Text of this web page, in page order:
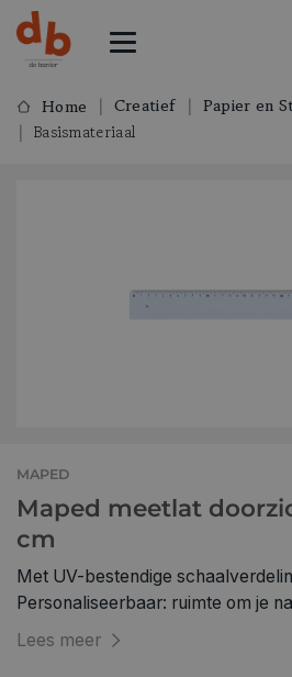
Home Creatief
Papier en
Basismateriaal
MAPED
Maped meetlat
cm
Met UV-bestendige
Personaliseerbaar: ruimte om je
individueel beschermend zakje.
Lees meer